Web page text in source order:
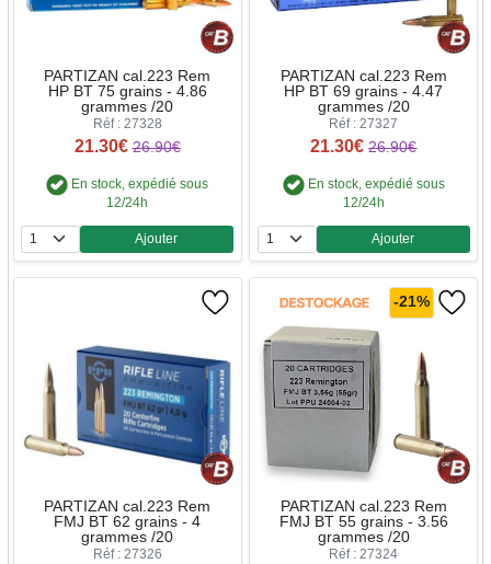
PARTIZAN cal.223 Rem
HP BT 75 grains - 4.86
grammes /20
Réf : 27328
21.30€ 26.90€
En stock, expédié sous
12/24h
Quantité
Ajouter
PARTIZAN cal.223 Rem
HP BT 69 grains - 4.47
grammes /20
Réf : 27327
21.30€ 26.90€
En stock, expédié sous
12/24h
Quantité
Ajouter
PARTIZAN cal.223 Rem
FMJ BT 62 grains - 4
grammes /20
Réf : 27326
-21%
PARTIZAN cal.223 Rem
FMJ BT 55 grains - 3.56
grammes /20
Réf : 27324